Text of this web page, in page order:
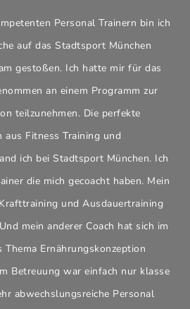
Personal Trainern bin ich
auf das Stadtsport München
gestoßen. Ich hatte mir für das
an einem Programm zur
teilzunehmen. Die perfekte
aus Fitness Training und
ich bei Stadtsport München. Ich
die mich gecoacht haben. Mein
und Ausdauertraining
mein anderer Coach hat sich im
Thema Ernährungskonzeption
Betreuung war einfach nur klasse
abwechslungsreiche Personal